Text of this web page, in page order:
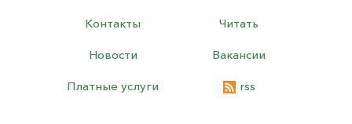
Контакты Читать
Новости Вакансии
Платные услуги rss